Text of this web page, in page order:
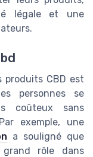
légale et une
produits CBD est
personnes se
coûteux sans
exemple, une
a souligné que
rôle dans